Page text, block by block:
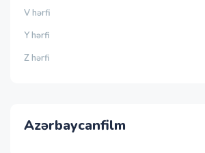
V hərfi
Y hərfi
Z hərfi
Azərbaycanfilm